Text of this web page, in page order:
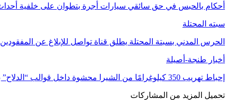
أحكام بالحبس في حق سائقي سيارات أجرة بتطوان على خلفية
سبته المحتلة
الحرس المدني بسبتة المحتلة يطلق قناة تواصل للإبلاغ عن المفقودين
أخبار طنجة-أصيلة
إحباط تهريب 350 كيلوغرامًا من الشيرا محشوة داخل قوالب “الدلاح” بميناء طنجة
تحميل المزيد من المشاركات